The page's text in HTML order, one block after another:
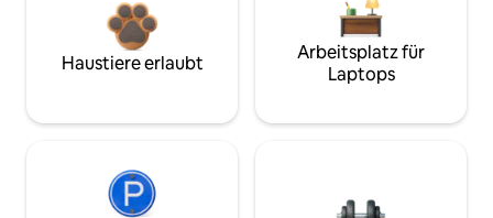
Haustiere erlaubt
Arbeitsplatz für
Laptops